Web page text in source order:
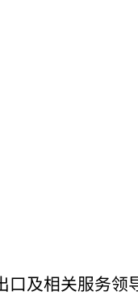
口及相关服务领